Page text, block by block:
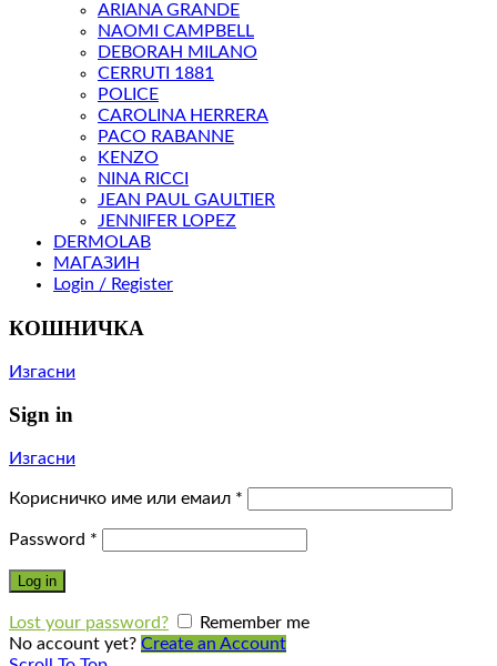
ARIANA GRANDE
NAOMI CAMPBELL
DEBORAH MILANO
CERRUTI 1881
POLICE
CAROLINA HERRERA
PACO RABANNE
KENZO
NINA RICCI
JEAN PAUL GAULTIER
JENNIFER LOPEZ
DERMOLAB
МАГАЗИН
Login / Register
КОШНИЧКА
Изгасни
Sign in
Изгасни
Корисничко име или емаил *
Password *
Log in
Lost your password?
Remember me
No account yet? Create an Account